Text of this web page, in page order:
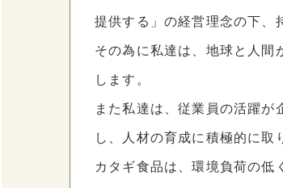
提供する」の経営理念の下、
その為に私達は、地球と人間
します。
また私達は、従業員の活躍が
し、人材の育成に積極的に取
カタギ食品は、環境負荷の低